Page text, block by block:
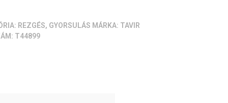
REZGÉS, GYORSULÁS MÁRKA: TAVIR
T44899